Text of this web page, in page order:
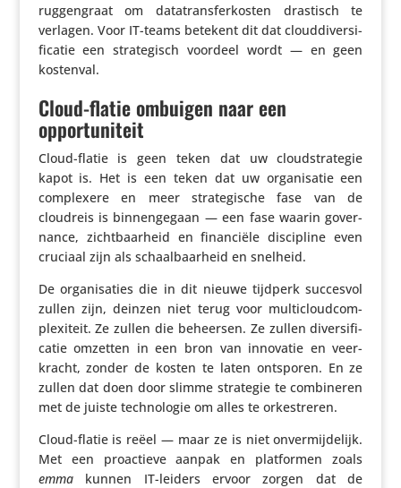
rug­gen­graat om data­trans­fer­kosten drastisch te
verlagen. Voor IT-teams betekent dit dat cloud­di­ver­si­
fi­catie een stra­te­gisch voordeel wordt — en geen
kostenval.
Cloud-flatie ombuigen naar een
opportuniteit
Cloud-flatie is geen teken dat uw cloud­stra­tegie
kapot is. Het is een teken dat uw orga­ni­satie een
complexere en meer stra­te­gi­sche fase van de
cloudreis is binnen­ge­gaan — een fase waarin gover­
nance, zicht­baar­heid en finan­ciële disci­pline even
cruciaal zijn als schaal­baar­heid en snelheid.
De orga­ni­sa­ties die in dit nieuwe tijdperk succesvol
zullen zijn, deinzen niet terug voor multi­cloud­com­
plexi­teit. Ze zullen die beheersen. Ze zullen diver­si­fi­
catie omzetten in een bron van innovatie en veer­
kracht, zonder de kosten te laten ontsporen. En ze
zullen dat doen door slimme strategie te combi­neren
met de juiste tech­no­logie om alles te orkestreren.
Cloud-flatie is reëel — maar ze is niet onver­mij­de­lijk.
Met een proac­tieve aanpak en plat­formen zoals
emmakunnen IT-leiders ervoor zorgen dat de